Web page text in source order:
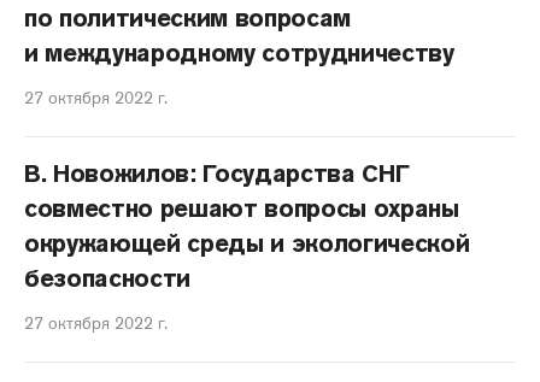
по политическим вопросам
и международному сотрудничеству
27 октября 2022 г.
В. Новожилов: Государства СНГ
совместно решают вопросы охраны
окружающей среды и экологической
безопасности
27 октября 2022 г.